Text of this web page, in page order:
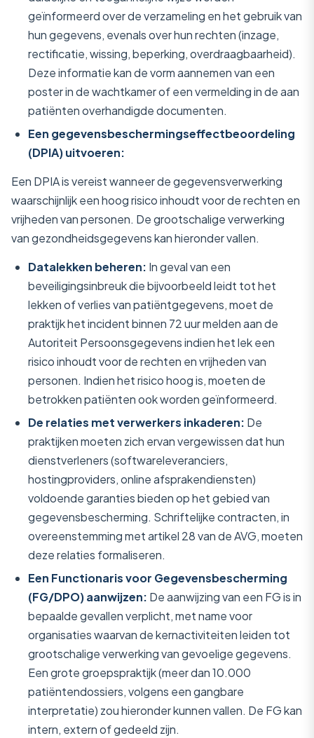
geïnformeerd over de verzameling en het gebruik van
hun gegevens, evenals over hun rechten (inzage,
rectificatie, wissing, beperking, overdraagbaarheid).
Deze informatie kan de vorm aannemen van een
poster in de wachtkamer of een vermelding in de aan
patiënten overhandigde documenten.
Een gegevensbeschermingseffectbeoordeling
(DPIA) uitvoeren:
Een DPIA is vereist wanneer de gegevensverwerking
waarschijnlijk een hoog risico inhoudt voor de rechten en
vrijheden van personen. De grootschalige verwerking
van gezondheidsgegevens kan hieronder vallen.
Datalekken beheren: In geval van een
beveiligingsinbreuk die bijvoorbeeld leidt tot het
lekken of verlies van patiëntgegevens, moet de
praktijk het incident binnen 72 uur melden aan de
Autoriteit Persoonsgegevens indien het lek een
risico inhoudt voor de rechten en vrijheden van
personen. Indien het risico hoog is, moeten de
betrokken patiënten ook worden geïnformeerd.
De relaties met verwerkers inkaderen: De
praktijken moeten zich ervan vergewissen dat hun
dienstverleners (softwareleveranciers,
hostingproviders, online afsprakendiensten)
voldoende garanties bieden op het gebied van
gegevensbescherming. Schriftelijke contracten, in
overeenstemming met artikel 28 van de AVG, moeten
deze relaties formaliseren.
Een Functionaris voor Gegevensbescherming
(FG/DPO) aanwijzen: De aanwijzing van een FG is in
bepaalde gevallen verplicht, met name voor
organisaties waarvan de kernactiviteiten leiden tot
grootschalige verwerking van gevoelige gegevens.
Een grote groepspraktijk (meer dan 10.000
patiëntendossiers, volgens een gangbare
interpretatie) zou hieronder kunnen vallen. De FG kan
intern, extern of gedeeld zijn.